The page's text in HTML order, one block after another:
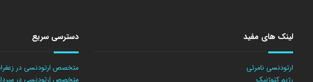
لینک های مفید
ارتودنسی نامرئی
رژیم کتوژنیک
دسترسی سریع
متخصص ارتودنسی در
متخصص ارتودنسی در